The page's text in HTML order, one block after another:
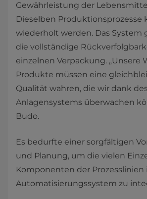
Gewährleistung der
Dieselben Produktionsprozesse
wiederholt werden. Das System
die vollständige
einzelnen Verpackung. „Unsere
Produkte müssen eine
Qualität wahren, die wir dank
Anlagensystems überwachen
Budo.
Es bedurfte einer sorgfältigen
und Planung, um die vielen
Komponenten der Prozesslinien
Automatisierungssystem zu